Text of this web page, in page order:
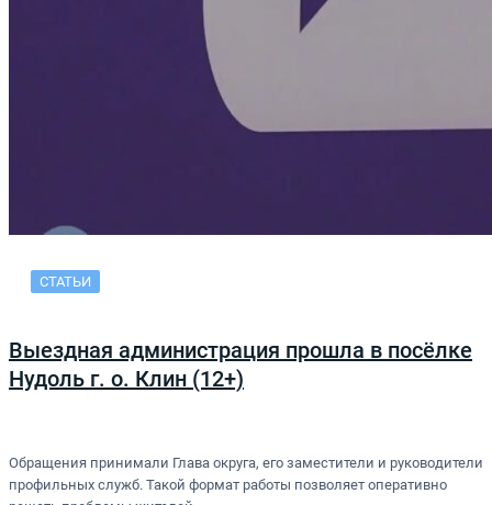
СТАТЬИ
Выездная администрация прошла в посёлке
Нудоль г. о. Клин (12+)
Обращения принимали Глава округа, его заместители и руководители
профильных служб. Такой формат работы позволяет оперативно